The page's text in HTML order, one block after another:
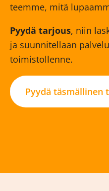
teemme, mitä
Pyydä tarjous, niin
ja suunnitellaan
toimistollenne.
Pyydä täsmällinen